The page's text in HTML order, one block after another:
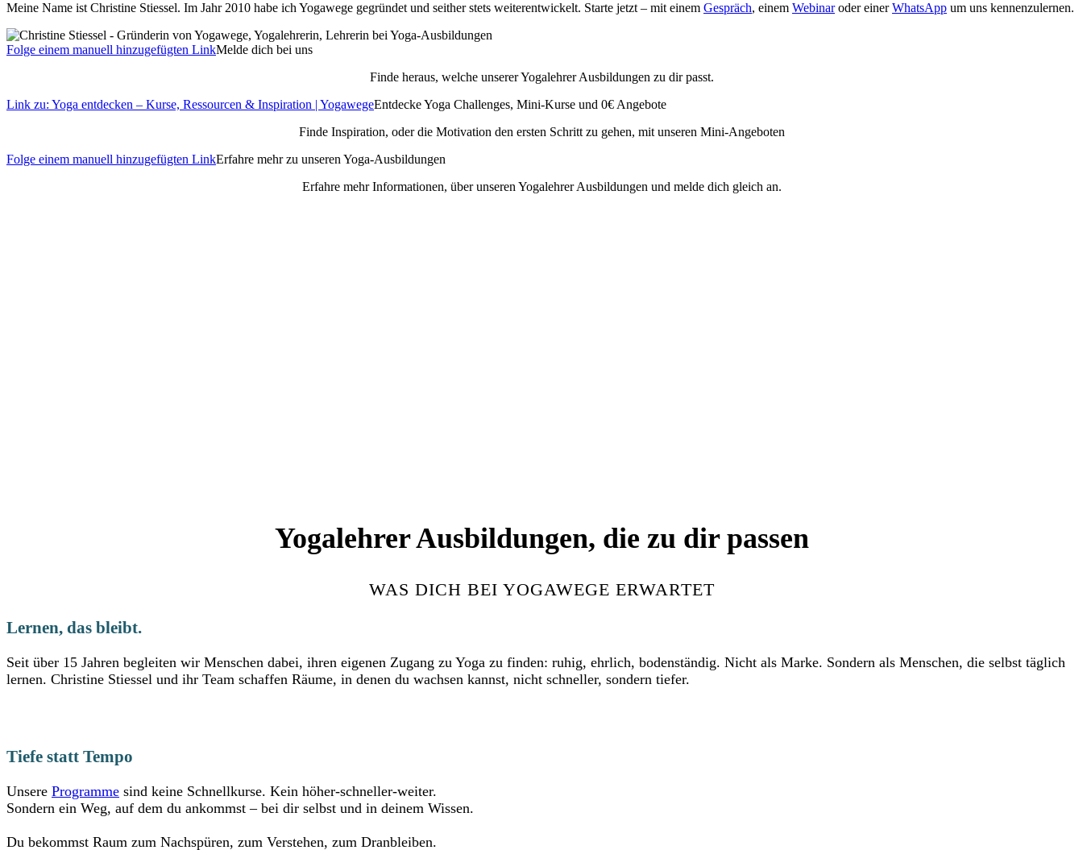
Meine Name ist Christine Stiessel. Im Jahr 2010 habe ich Yogawege gegründet und seither stets weiterentwickelt. Starte jetzt – mit einem Gespräch, einem Webinaroder einerWhatsApp um uns kennenzulernen.
Folge einem manuell hinzugefügten LinkMelde dich bei uns
Finde heraus, welche unserer Yogalehrer Ausbildungen zu dir passt.
Link zu: Yoga entdecken – Kurse, Ressourcen & Inspiration | YogawegeEntdecke Yoga Challenges, Mini-Kurse und 0€ Angebote
Finde Inspiration, oder die Motivation den ersten Schritt zu gehen, mit unseren Mini-Angeboten
Folge einem manuell hinzugefügten LinkErfahre mehr zu unseren Yoga-Ausbildungen
Erfahre mehr Informationen, über unseren Yogalehrer Ausbildungen und melde dich gleich an.
Yogalehrer Ausbildungen, die zu dir passen
WAS DICH BEI YOGAWEGE ERWARTET
Lernen, das bleibt.
Seit über 15 Jahren begleiten wir Menschen dabei, ihren eigenen Zugang zu Yoga zu finden: ruhig, ehrlich, bodenständig. Nicht als Marke. Sondern als Menschen, die selbst täglich
lernen. Christine Stiessel und ihr Team schaffen Räume, in denen du wachsen kannst, nicht schneller, sondern tiefer.
Tiefe statt Tempo
Unsere Programme sind keine Schnellkurse. Kein höher-schneller-weiter.
Sondern ein Weg, auf dem du ankommst – bei dir selbst und in deinem Wissen.
Du bekommst Raum zum Nachspüren, zum Verstehen, zum Dranbleiben.